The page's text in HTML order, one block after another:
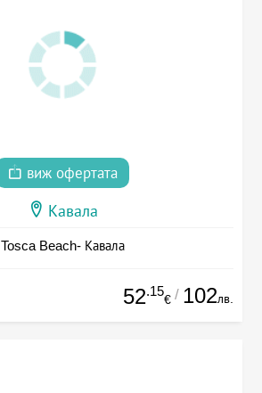
виж офертата
Кавала
Tosca Beach- Кавала
52.15
€ / 102лв.